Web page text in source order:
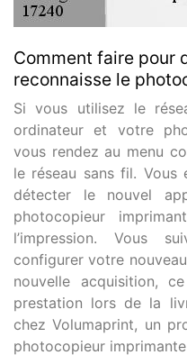
Comment faire pour
reconnaisse le
Si vous utilisez le
ordinateur et votre
vous rendez au menu
le réseau sans fil.
détecter le nouvel
photocopieur
l’impression. Vous
configurer votre
nouvelle acquisition,
prestation lors de la
chez Volumaprint, un
photocopieur